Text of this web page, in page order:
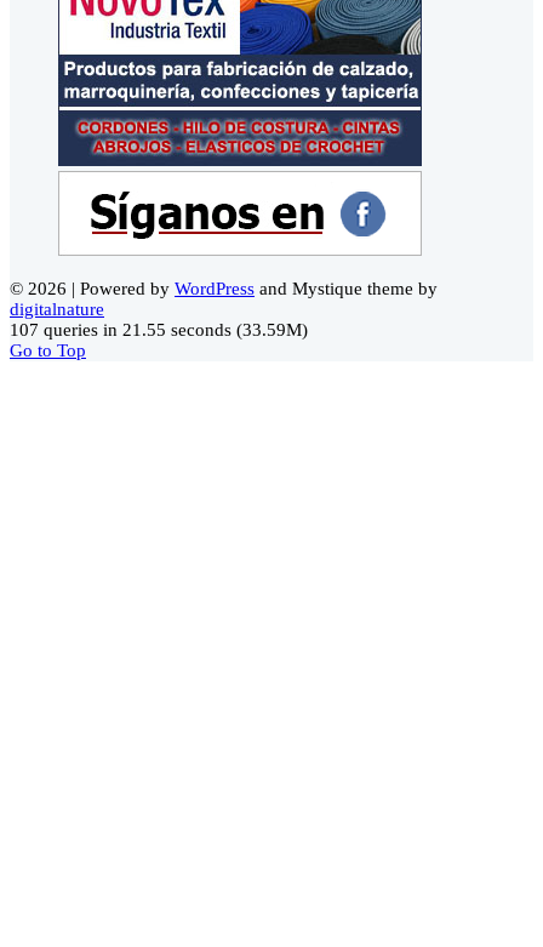
© 2026 | Powered by WordPress and Mystique theme by
digitalnature
107 queries in 21.55 seconds (33.59M)
Go to Top